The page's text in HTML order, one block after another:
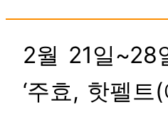
2월 21일~28
‘주효, 핫펠